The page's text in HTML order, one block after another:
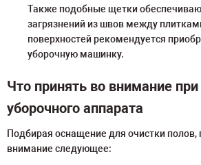
Также подобные щетки
загрязнений из швов между
поверхностей рекомендуется
уборочную машинку.
Что принять во внимание
уборочного аппарата
Подбирая оснащение для очистки полов,
внимание следующее: